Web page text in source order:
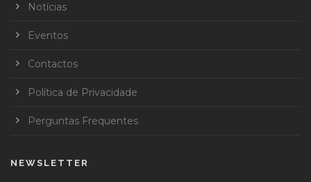
Notícias
Eventos
Contactos
Política de Privacidade
Perguntas Frequentes
NEWSLETTER